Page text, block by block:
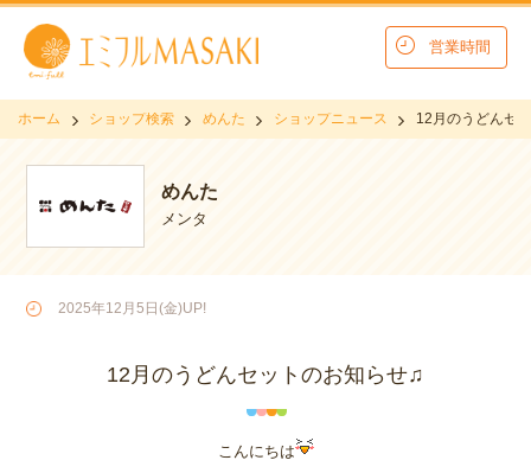
営業時間
ホーム ショップ検索 めんた ショップニュース 12月のうどんセ
めんた
メンタ
2025年12月5日(金)UP!
12月のうどんセットのお知らせ♫
こんにちは